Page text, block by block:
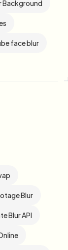
Background
face blur
Blur
Blur API